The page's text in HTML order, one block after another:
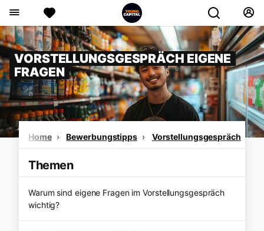
VORSTELLUNGSGESPRÄCH EIGENE
FRAGEN
Home Bewerbungstipps Vorstellungsgespräch
Themen
Warum sind eigene Fragen im Vorstellungsgespräch
wichtig?